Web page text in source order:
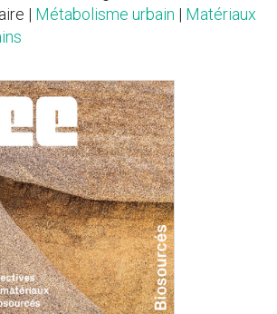
| Métabolisme urbain | Matériaux